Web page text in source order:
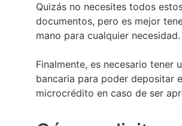
Quizás no necesites todos
documentos, pero es mejor
mano para cualquier necesidad.
Finalmente, es necesario tener
bancaria para poder depositar
microcrédito en caso de ser